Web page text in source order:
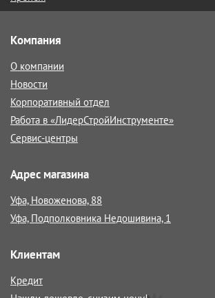
Компания
О компании
Новости
Корпоративный отдел
Работа в «ЛидерСтройИнструменте»
Сервис-центры
Адрес магазина
Уфа, Новоженова, 88
Уфа, Подполковника Недошивина, 1
Клиентам
Кредит